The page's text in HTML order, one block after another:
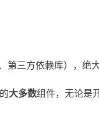
第三方依赖库），绝
大多数组件，无论是